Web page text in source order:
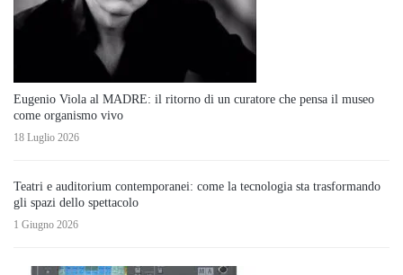
Eugenio Viola al MADRE: il ritorno di un curatore che pensa il museo
come organismo vivo
18 Luglio 2026
Teatri e auditorium contemporanei: come la tecnologia sta trasformando
gli spazi dello spettacolo
1 Giugno 2026